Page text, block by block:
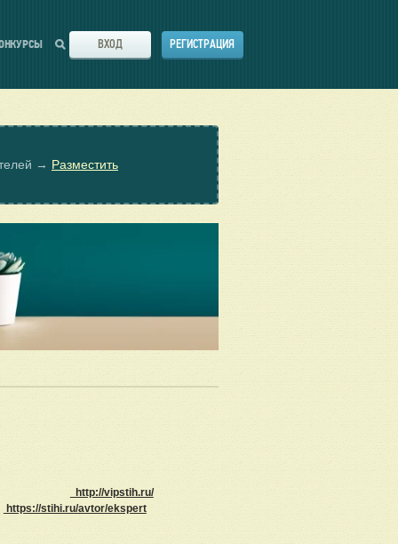
ВХОД РЕГИСТРАЦИЯ
→ Разместить
http://vipstih.ru/
https://stihi.ru/avtor/ekspert